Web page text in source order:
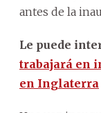
antes de la
Le puede
trabajará en
en Inglaterra